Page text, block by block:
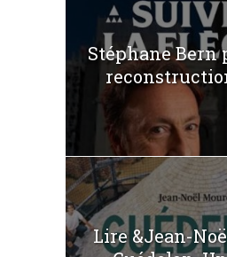
Stéphane Bern
Lire &Jean-